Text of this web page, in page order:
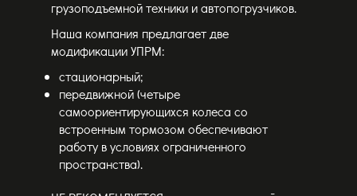
грузоподъемной техники и автопогрузчиков.
Наша компания предлагает две
модификации УПРМ:
стационарный;
передвижной (четыре
самоориентирующихся колеса со
встроенным тормозом обеспечивают
работу в условиях ограниченного
пространства).